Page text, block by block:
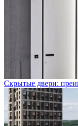
Скрытые двери: